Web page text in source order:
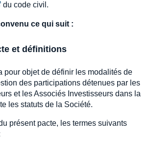
du code civil.
ce qui suit :
et définitions
pour objet de définir les modalités de
des participations détenues par les
et les Associés Investisseurs dans la
les statuts de la Société.
présent pacte, les termes suivants